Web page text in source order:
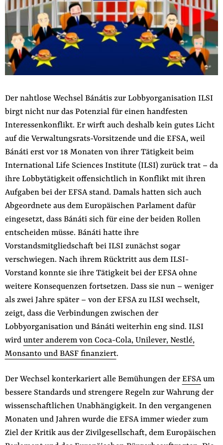
Der nahtlose Wechsel Bánátis zur Lobbyorganisation ILSI
birgt nicht nur das Potenzial für einen handfesten
Interessenkonflikt. Er wirft auch deshalb kein gutes Licht
auf die Verwaltungsrats-Vorsitzende und die EFSA, weil
Bánáti erst vor 18 Monaten von ihrer Tätigkeit beim
International Life Sciences Institute (ILSI) zurück trat – da
ihre Lobbytätigkeit offensichtlich in Konflikt mit ihren
Aufgaben bei der EFSA stand. Damals hatten sich auch
Abgeordnete aus dem Europäischen Parlament dafür
eingesetzt, dass Bánáti sich für eine der beiden Rollen
entscheiden müsse. Bánáti hatte ihre
Vorstandsmitgliedschaft bei ILSI zunächst sogar
verschwiegen. Nach ihrem Rücktritt aus dem ILSI-
Vorstand konnte sie ihre Tätigkeit bei der EFSA ohne
weitere Konsequenzen fortsetzen. Dass sie nun – weniger
als zwei Jahre später – von der EFSA zu ILSI wechselt,
zeigt, dass die Verbindungen zwischen der
Lobbyorganisation und Bánáti weiterhin eng sind. ILSI
wird unter anderem von Coca-Cola, Unilever, Nestlé,
Monsanto und BASF finanziert.
Der Wechsel konterkariert alle Bemühungen der EFSAum
bessere Standards und strengere Regeln zur Wahrung der
wissenschaftlichen Unabhängigkeit. In den vergangenen
Monaten und Jahren wurde die EFSA immer wieder zum
Ziel der Kritik aus der Zivilgesellschaft, dem Europäischen